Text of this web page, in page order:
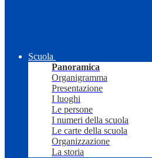
Scuola
Panoramica
Organigramma
Presentazione
I luoghi
Le persone
I numeri della scuola
Le carte della scuola
Organizzazione
La storia